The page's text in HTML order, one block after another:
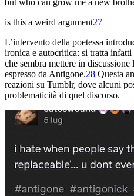
but who can grow me a new
is this a weird argument27
L’intervento della poetessa
ironica e autocritica: si tratta
che sembra mettere in discussione
espresso da Antigone.28 Questa
reazioni su Tumblr, dove alcuni
problematicità di quel discorso.